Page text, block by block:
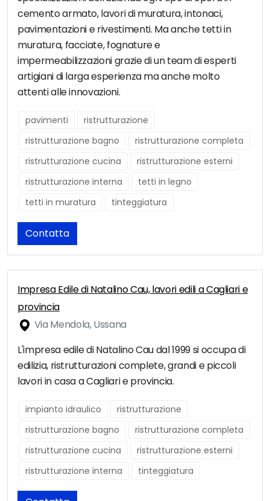
cemento armato, lavori di muratura, intonaci,
pavimentazioni e rivestimenti. Ma anche tetti in
muratura, facciate, fognature e
impermeabilizzazioni grazie di un team di esperti
artigiani di larga esperienza ma anche molto
attenti alle innovazioni.
pavimenti
ristrutturazione
ristrutturazione bagno
ristrutturazione completa
ristrutturazione cucina
ristrutturazione esterni
ristrutturazione interna
tetti in legno
tetti in muratura
tinteggiatura
Contatta
Impresa Edile di Natalino Cau, lavori edili a Cagliari e
provincia
Via Mendola, Ussana
L'impresa edile di Natalino Cau dal 1999 si occupa di
edilizia, ristrutturazioni complete, grandi e piccoli
lavori in casa a Cagliari e provincia.
impianto idraulico
ristrutturazione
ristrutturazione bagno
ristrutturazione completa
ristrutturazione cucina
ristrutturazione esterni
ristrutturazione interna
tinteggiatura